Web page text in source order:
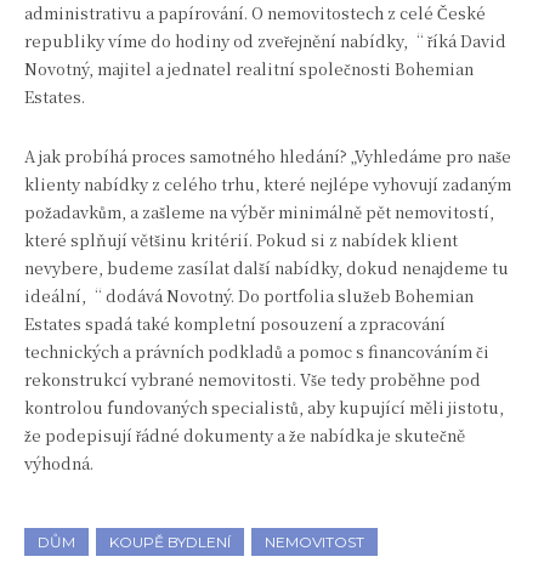
administrativu a papírování. O nemovitostech z celé České
republiky víme do hodiny od zveřejnění nabídky,“ říká David
Novotný, majitel a jednatel realitní společnosti Bohemian
Estates.
A jak probíhá proces samotného hledání? „Vyhledáme pro naše
klienty nabídky z celého trhu, které nejlépe vyhovují zadaným
požadavkům, a zašleme na výběr minimálně pět nemovitostí,
které splňují většinu kritérií. Pokud si z nabídek klient
nevybere, budeme zasílat další nabídky, dokud nenajdeme tu
ideální,“ dodává Novotný. Do portfolia služeb Bohemian
Estates spadá také kompletní posouzení a zpracování
technických a právních podkladů a pomoc s financováním či
rekonstrukcí vybrané nemovitosti. Vše tedy proběhne pod
kontrolou fundovaných specialistů, aby kupující měli jistotu,
že podepisují řádné dokumenty a že nabídka je skutečně
výhodná.
DŮM KOUPĚ BYDLENÍ NEMOVITOST